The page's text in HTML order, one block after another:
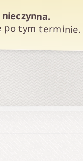
po tym terminie.